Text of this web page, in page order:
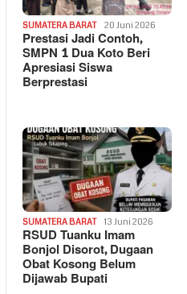
SUMATERA BARAT 20 Juni 2026
Prestasi Jadi Contoh,
SMPN 1 Dua Koto Beri
Apresiasi Siswa
Berprestasi
SUMATERA BARAT 13 Juni 2026
RSUD Tuanku Imam
Bonjol Disorot, Dugaan
Obat Kosong Belum
Dijawab Bupati